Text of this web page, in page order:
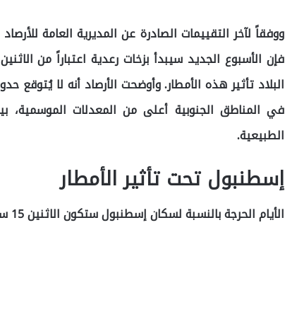
ووفقاً لآخر التقييمات الصادرة عن المديرية العامة
البلاد تأثير هذه الأمطار. وأوضحت الأرصاد أنه لا
في المناطق الجنوبية أعلى من المعدلات الموسمية،
الطبيعية.
إسطنبول تحت تأثير الأمطار
الأيام الحرجة بالنسبة لسكان إسطنبول ستكون الاثنين 15 سبتمبر والخميس 18 سبتمبر.